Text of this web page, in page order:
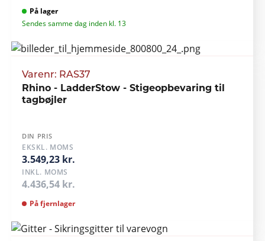
På lager
Sendes samme dag inden kl. 13
Varenr: RAS37
Rhino - LadderStow - Stigeopbevaring til
tagbøjler
DIN PRIS
EKSKL. MOMS
3.549,23 kr.
INKL. MOMS
4.436,54 kr.
På fjernlager